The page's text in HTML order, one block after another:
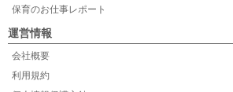
保育のお仕事レポート
運営情報
会社概要
利用規約